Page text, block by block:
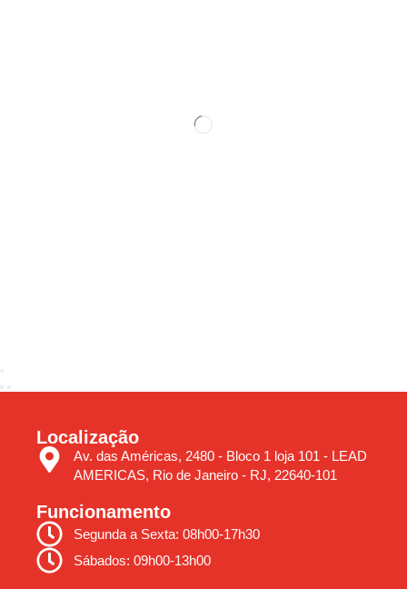
Localização
Av. das Américas, 2480 - Bloco 1 loja 101 - LEAD
AMERICAS, Rio de Janeiro - RJ, 22640-101
Funcionamento
Segunda a Sexta: 08h00-17h30
Sábados: 09h00-13h00